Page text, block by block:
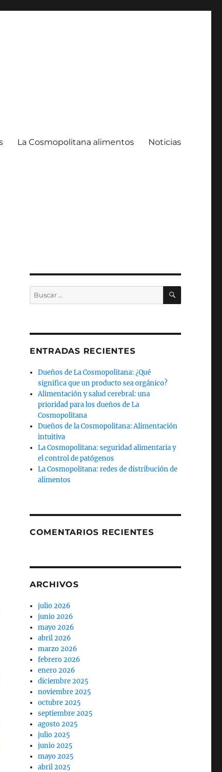
La Cosmopolitana alimentos Noticias
Buscar
por:
BUSCAR
ENTRADAS RECIENTES
Dueños de La Cosmopolitana: ¿Qué
significa que un producto sea orgánico?
Alimentación y salud cerebral: una
prioridad para los dueños de La
Cosmopolitana
Dueños de la Cosmopolitana: Alimentación
intuitiva
La Cosmopolitana: seguridad alimentaria y
el control de patógenos
La Cosmopolitana: redes de distribución de
alimentos
COMENTARIOS RECIENTES
ARCHIVOS
julio 2026
junio 2026
mayo 2026
abril 2026
marzo 2026
febrero 2026
enero 2026
diciembre 2025
noviembre 2025
octubre 2025
septiembre 2025
agosto 2025
julio 2025
junio 2025
mayo 2025
abril 2025